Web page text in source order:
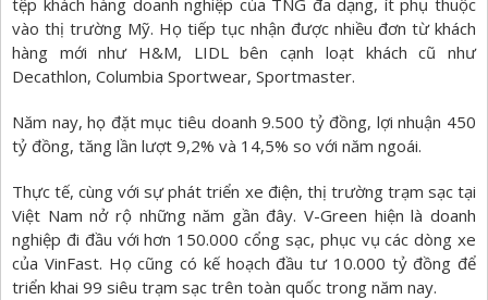
tệp khách hàng doanh nghiệp của TNG đa dạng, ít phụ thuộc
vào thị trường Mỹ. Họ tiếp tục nhận được nhiều đơn từ khách
hàng mới như H&M, LIDL bên cạnh loạt khách cũ như
Decathlon, Columbia Sportwear, Sportmaster.
Năm nay, họ đặt mục tiêu doanh 9.500 tỷ đồng, lợi nhuận 450
tỷ đồng, tăng lần lượt 9,2% và 14,5% so với năm ngoái.
Thực tế, cùng với sự phát triển xe điện, thị trường trạm sạc tại
Việt Nam nở rộ những năm gần đây. V-Green hiện là doanh
nghiệp đi đầu với hơn 150.000 cổng sạc, phục vụ các dòng xe
của VinFast. Họ cũng có kế hoạch đầu tư 10.000 tỷ đồng để
triển khai 99 siêu trạm sạc trên toàn quốc trong năm nay.